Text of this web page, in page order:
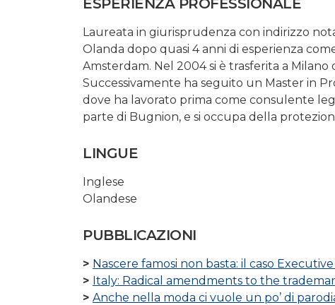
Laureata in giurisprudenza con indirizzo
Olanda dopo quasi 4 anni di esperienza
Amsterdam. Nel 2004 si è trasferita a
Successivamente ha seguito un Master in
dove ha lavorato prima come consulente
parte di Bugnion, e si occupa della
LINGUE
Inglese
Olandese
PUBBLICAZIONI
Nascere famosi non basta: il caso
Italy: Radical amendments to the
Anche nella moda ci vuole un po’ di